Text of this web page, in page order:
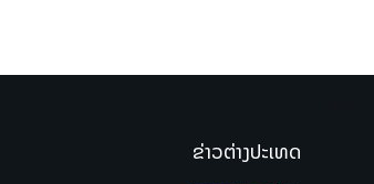
ຂ່າວຕ່າງປະເທດ